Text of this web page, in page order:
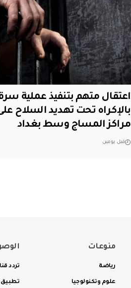
اعتقال متهم بتنفيذ عملية
بالإكراه تحت تهديد السلاح
مراكز المساج وسط بغداد
قبل يومين
منوعات
رياضة
علوم وتكنولوجيا
تردد
تطبيق